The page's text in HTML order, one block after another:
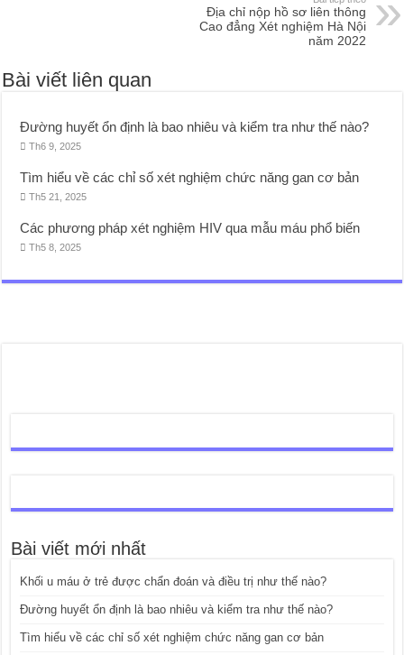
Địa chỉ nộp hồ sơ liên thông
Cao đẳng Xét nghiệm Hà Nội
năm 2022
Bài viết liên quan
Đường huyết ổn định là bao nhiêu và kiểm tra như thế nào?
Th6 9, 2025
Tìm hiểu về các chỉ số xét nghiệm chức năng gan cơ bản
Th5 21, 2025
Các phương pháp xét nghiệm HIV qua mẫu máu phổ biến
Th5 8, 2025
Bài viết mới nhất
Khối u máu ở trẻ được chẩn đoán và điều trị như thế nào?
Đường huyết ổn định là bao nhiêu và kiểm tra như thế nào?
Tìm hiểu về các chỉ số xét nghiệm chức năng gan cơ bản